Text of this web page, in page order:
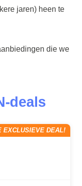
jaren) heen te
die we
deals
EXCLUSIEVE DEAL!